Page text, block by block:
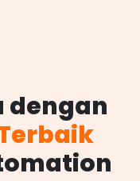
dengan